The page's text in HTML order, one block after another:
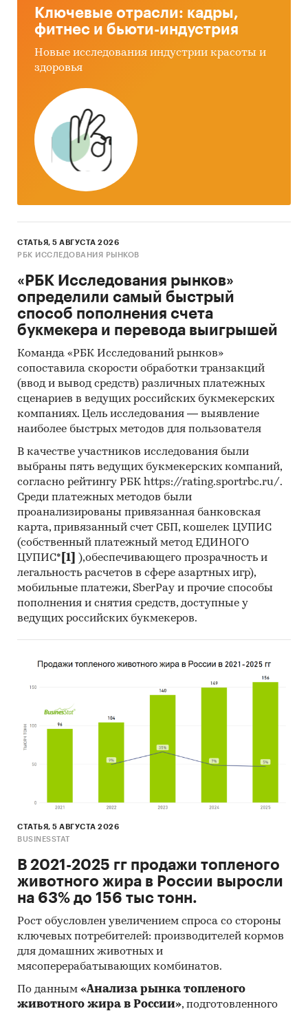
Ключевые отрасли: кадры,
фитнес и бьюти-индустрия
Новые исследования индустрии красоты и
здоровья
СТАТЬЯ, 5 АВГУСТА 2026
РБК ИССЛЕДОВАНИЯ РЫНКОВ
«РБК Исследования рынков»
определили самый быстрый
способ пополнения счета
букмекера и перевода выигрышей
Команда «РБК Исследований рынков»
сопоставила скорости обработки транзакций
(ввод и вывод средств) различных платежных
сценариев в ведущих российских букмекерских
компаниях. Цель исследования — выявление
наиболее быстрых методов для пользователя
В качестве участников исследования были
выбраны пять ведущих букмекерских компаний,
согласно рейтингу РБК https://rating.sportrbc.ru/.
Среди платежных методов были
проанализированы привязанная банковская
карта, привязанный счет СБП, кошелек ЦУПИС
(собственный платежный метод ЕДИНОГО
ЦУПИС* [1]
),обеспечивающего прозрачность и
легальность расчетов в сфере азартных игр),
мобильные платежи, SberPay и прочие способы
пополнения и снятия средств, доступные у
ведущих российских букмекеров.
СТАТЬЯ, 5 АВГУСТА 2026
BUSINESSTAT
В 2021-2025 гг продажи топленого
животного жира в России выросли
на 63% до 156 тыс тонн.
Рост обусловлен увеличением спроса со стороны
ключевых потребителей: производителей кормов
для домашних животных и
мясоперерабатывающих комбинатов.
По данным «Анализа рынка топленого
животного жира в России», подготовленного